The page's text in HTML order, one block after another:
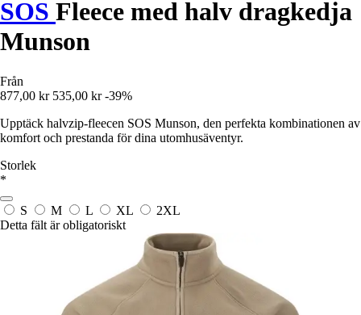
SOS Fleece med halv dragkedja
Munson
Från
877,00 kr 535,00 kr -39%
Upptäck halvzip-fleecen SOS Munson, den perfekta kombinationen av
komfort och prestanda för dina utomhusäventyr.
Storlek
*
S M L XL
2XL
Detta fält är obligatoriskt